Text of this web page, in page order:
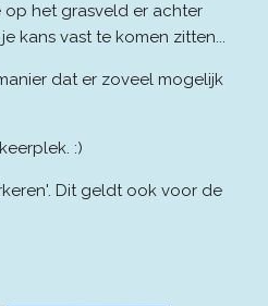
op het grasveld er achter
kans vast te komen zitten...
dat er zoveel mogelijk
:)
Dit geldt ook voor de